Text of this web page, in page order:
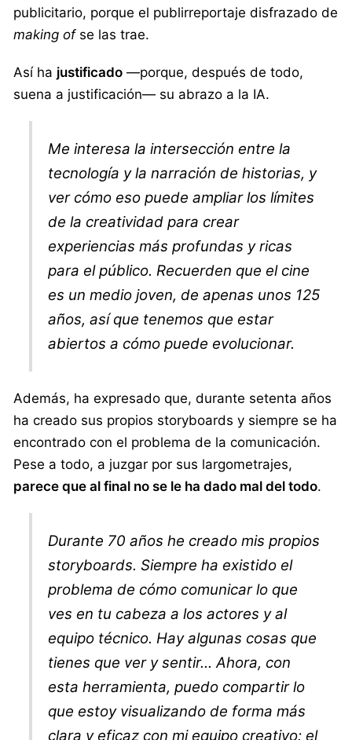
publicitario, porque el publirreportaje disfrazado de
making ofse las trae.
Así ha justificado —porque, después de todo,
suena a justificación— su abrazo a la IA.
Me interesa la intersección entre la
tecnología y la narración de historias, y
ver cómo eso puede ampliar los límites
de la creatividad para crear
experiencias más profundas y ricas
para el público. Recuerden que el cine
es un medio joven, de apenas unos 125
años, así que tenemos que estar
abiertos a cómo puede evolucionar.
Además, ha expresado que, durante setenta años
ha creado sus propios storyboards y siempre se ha
encontrado con el problema de la comunicación.
Pese a todo, a juzgar por sus largometrajes,
parece que al final no se le ha dado mal del todo.
Durante 70 años he creado mis propios
storyboards. Siempre ha existido el
problema de cómo comunicar lo que
ves en tu cabeza a los actores y al
equipo técnico. Hay algunas cosas que
tienes que ver y sentir... Ahora, con
esta herramienta, puedo compartir lo
que estoy visualizando de forma más
clara y eficaz con mi equipo creativo: el